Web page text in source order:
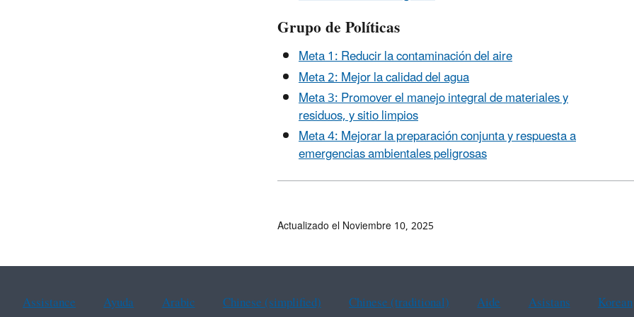
Grupo de Políticas
Meta 1: Reducir la contaminación del aire
Meta 2: Mejor la calidad del agua
Meta 3: Promover el manejo integral de materiales y
residuos, y sitio limpios
Meta 4: Mejorar la preparación conjunta y respuesta a
emergencias ambientales peligrosas
Actualizado el Noviembre 10, 2025
Assistance Ayuda Arabic Chinese (simplified) Chinese (traditional) Aide Asistans Korean